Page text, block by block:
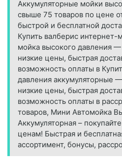
Аккумуляторные мойки
свыше 75 товаров по цене
быстрой и бесплатной
Купить валберис
мойка высокого давления
низкие цены, быстрая
возможность оплаты в
давления
низкие цены, быстрая
возможность оплаты в
товаров, Мини Автомойка
Аккумуляторная –
ценам! Быстрая и
ассортимент, бонусы,